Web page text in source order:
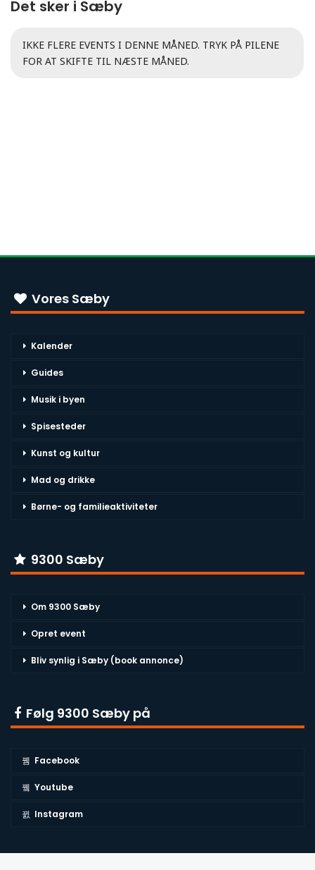
Det sker i Sæby
IKKE FLERE EVENTS I DENNE MÅNED. TRYK PÅ PILENE
FOR AT SKIFTE TIL NÆSTE MÅNED.
Vores Sæby
Kalender
Guides
Musik i byen
Spisesteder
Kunst og kultur
Mad og drikke
Børne- og familieaktiviteter
9300 Sæby
Om 9300 Sæby
Opret event
Bliv synlig i Sæby (book annonce)
Følg 9300 Sæby på
Facebook
Youtube
Instagram